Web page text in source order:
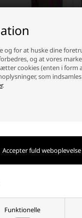
og for at huske dine
og at vores
cookies (enten i form
som
.
Funktionelle
740 ml, Pink
12,50 DKK
lager
SKARP PRIS · SKARP